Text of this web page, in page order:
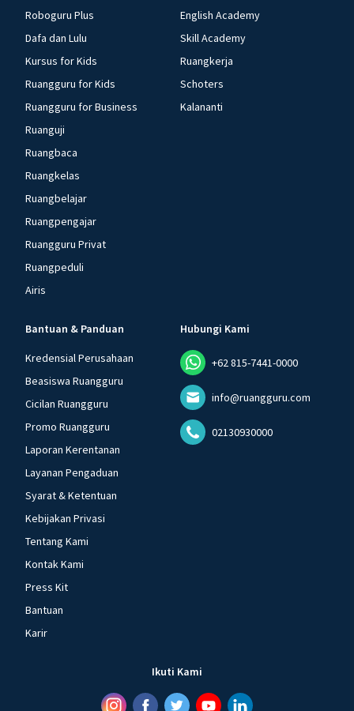
Roboguru Plus
Dafa dan Lulu
Kursus for Kids
Ruangguru for Kids
Ruangguru for Business
Ruanguji
Ruangbaca
Ruangkelas
Ruangbelajar
Ruangpengajar
Ruangguru Privat
Ruangpeduli
Airis
English Academy
Skill Academy
Ruangkerja
Schoters
Kalananti
Bantuan & Panduan
Kredensial Perusahaan
Beasiswa Ruangguru
Cicilan Ruangguru
Promo Ruangguru
Laporan Kerentanan
Layanan Pengaduan
Syarat & Ketentuan
Kebijakan Privasi
Tentang Kami
Kontak Kami
Press Kit
Bantuan
Karir
Hubungi Kami
+62 815-7441-0000
info@ruangguru.com
02130930000
Ikuti Kami